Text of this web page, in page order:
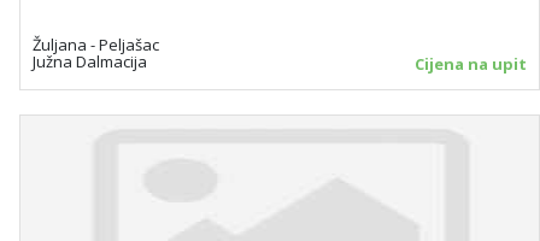
Žuljana - Peljašac
Južna Dalmacija Cijena na upit